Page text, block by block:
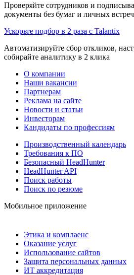
Проверяйте сотрудников и
документы без бумаг и личных встреч
Ускорьте подбор в 2 раза с Talantix
Автоматизируйте сбор откликов,
собирайте аналитику в 2 клика
О компании
Наши вакансии
Партнерам
Реклама на сайте
Новости и статьи
Инвесторам
Кандидаты по профессиям
Производственный календарь
Требования к ПО
Безопасный HeadHunter
HeadHunter API
Поиск работы
Поиск по резюме
Мобильное приложение
Этика и комплаенс
Оказание услуг
Использование сайтов
Защита персональных данных
ИТ аккредитация